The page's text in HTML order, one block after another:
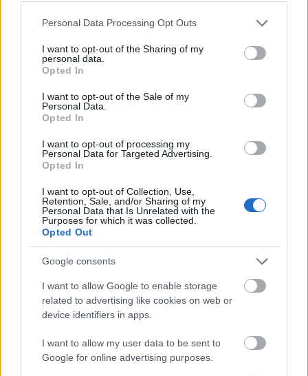
Please note that this website/app uses one or more Google
not limited to your visit or usage behaviour. You may click to
grant or deny consent to Google and its third-party tags to
use your data for below specified purposes in below Google
consent section.
Personal Data Processing Opt Outs
I want to opt-out of the Sharing of my
personal data.
Opted In
I want to opt-out of the Sale of my
Personal Data.
Opted In
I want to opt-out of processing my
Personal Data for Targeted Advertising.
Opted In
I want to opt-out of Collection, Use,
Retention, Sale, and/or Sharing of my
Personal Data that Is Unrelated with the
Purposes for which it was collected.
Opted Out
Google consents
I want to allow Google to enable storage
related to advertising like cookies on web or
device identifiers in apps.
I want to allow my user data to be sent to
Google for online advertising purposes.
συνοικία – Ένα “νησί” στο κέντρο της πόλης! (βίντεο)
8 Φεβρουαρίου 2021, 12:29
Στα Αναφιώτικα, το "νησί" της Αθήνας, θα δείτε λευκά σπιτάκια, στενά
σοκάκια, βουκαμβίλιες και...